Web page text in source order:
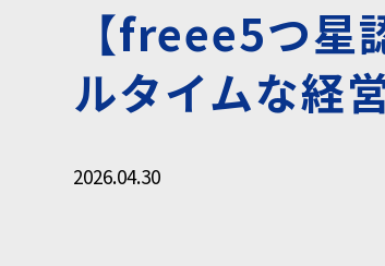
【freee5つ星
ルタイムな経
2026.04.30